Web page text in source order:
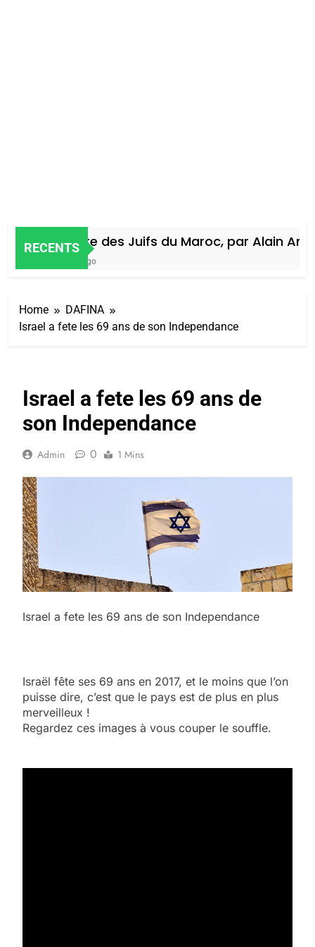
RECENTS
Histoire des Juifs du Maroc, par Alain Amiel
Home
DAFINA
Israel a fete les 69 ans de son Independance
Israel a fete les 69 ans de
son Independance
Admin 0 1 Mins
Israel a fete les 69 ans de son Independance
Israël fête ses 69 ans en 2017, et le moins que l’on
puisse dire, c’est que le pays est de plus en plus
merveilleux !
Regardez ces images à vous couper le souffle.